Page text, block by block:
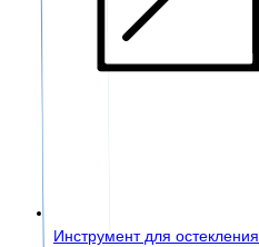
Инструмент для остекления